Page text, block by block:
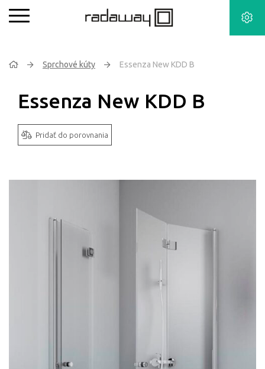
Sprchové kúty Essenza New KDD B
Essenza New KDD B
Pridať do porovnania